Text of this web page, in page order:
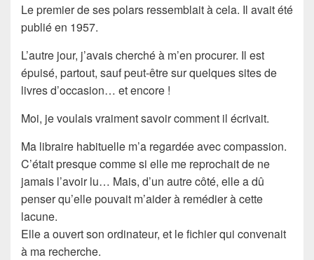
Le premier de sespolars ressemblait à cela. Il avait été
publié en 1957.
L’autre jour, j’avais cherché à m’en procurer. Il est
épuisé, partout, sauf peut-être sur quelques sites de
livres d’occasion… et encore !
Moi, je voulais vraiment savoir comment il écrivait.
Ma libraire habituelle m’a regardée aveccompassion.
C’était presque comme si elle me reprochait de ne
jamais l’avoir lu… Mais, d’un autre côté, elle a dû
penser qu’elle pouvait m’aider à remédier à cette
lacune.
Elle a ouvert son ordinateur, et le fichier qui convenait
à ma recherche.